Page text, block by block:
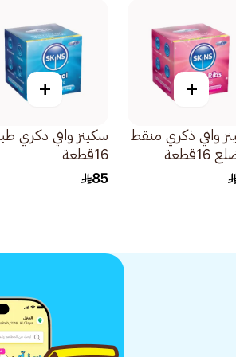
+
واقي ذكري منقط
+
سكينز واقي ذكري
16قطعة
85